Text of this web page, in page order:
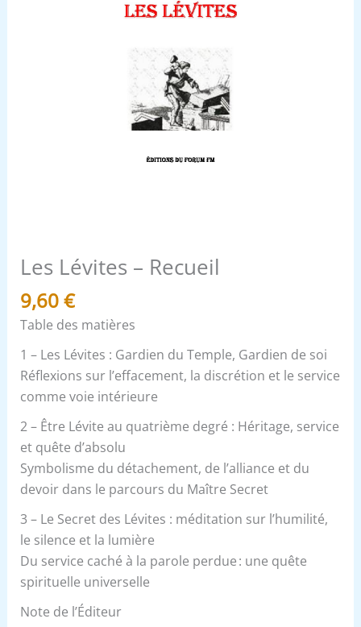
Les Lévites – Recueil
9,60€
Table des matières
1 – Les Lévites : Gardien du Temple, Gardien de soi
Réflexions sur l’effacement, la discrétion et le service
comme voie intérieure
2 – Être Lévite au quatrième degré : Héritage, service
et quête d’absolu
Symbolisme du détachement, de l’alliance et du
devoir dans le parcours du Maître Secret
3 – Le Secret des Lévites : méditation sur l’humilité,
le silence et la lumière
Du service caché à la parole perdue : une quête
spirituelle universelle
Note de l’Éditeur